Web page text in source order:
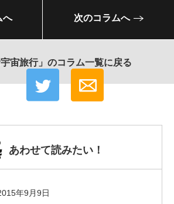
へ
宇宙旅行」のコラム一覧に戻る
次のコラムへ
あわせて読みたい！
年9月9日